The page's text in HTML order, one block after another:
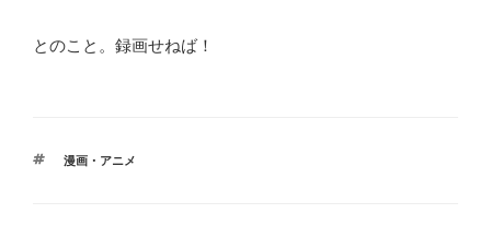
とのこと。録画せねば！
タ
漫画・アニメ